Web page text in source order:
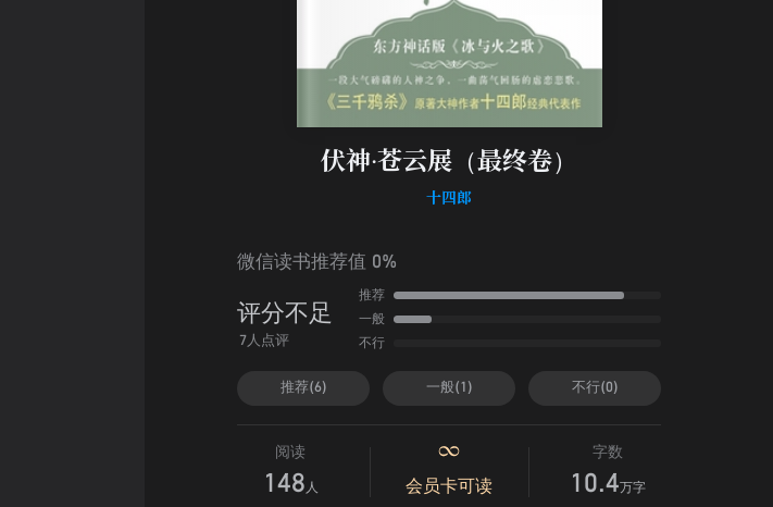
伏神·苍云展（最终卷）
十四郎
微信读书推荐值 0%
评分不足
7人点评
推荐
一般
不行
推荐(6) 一般(1) 不行(0)
阅读
148 人 会员卡可读
字数
10.4万字